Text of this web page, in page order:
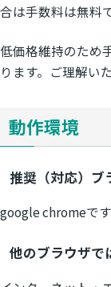
合は手数料は無料で
低価格維持のため
ります。ご理解い
動作環境
推奨（対応）ブ
google chromeです
他のブラウザで